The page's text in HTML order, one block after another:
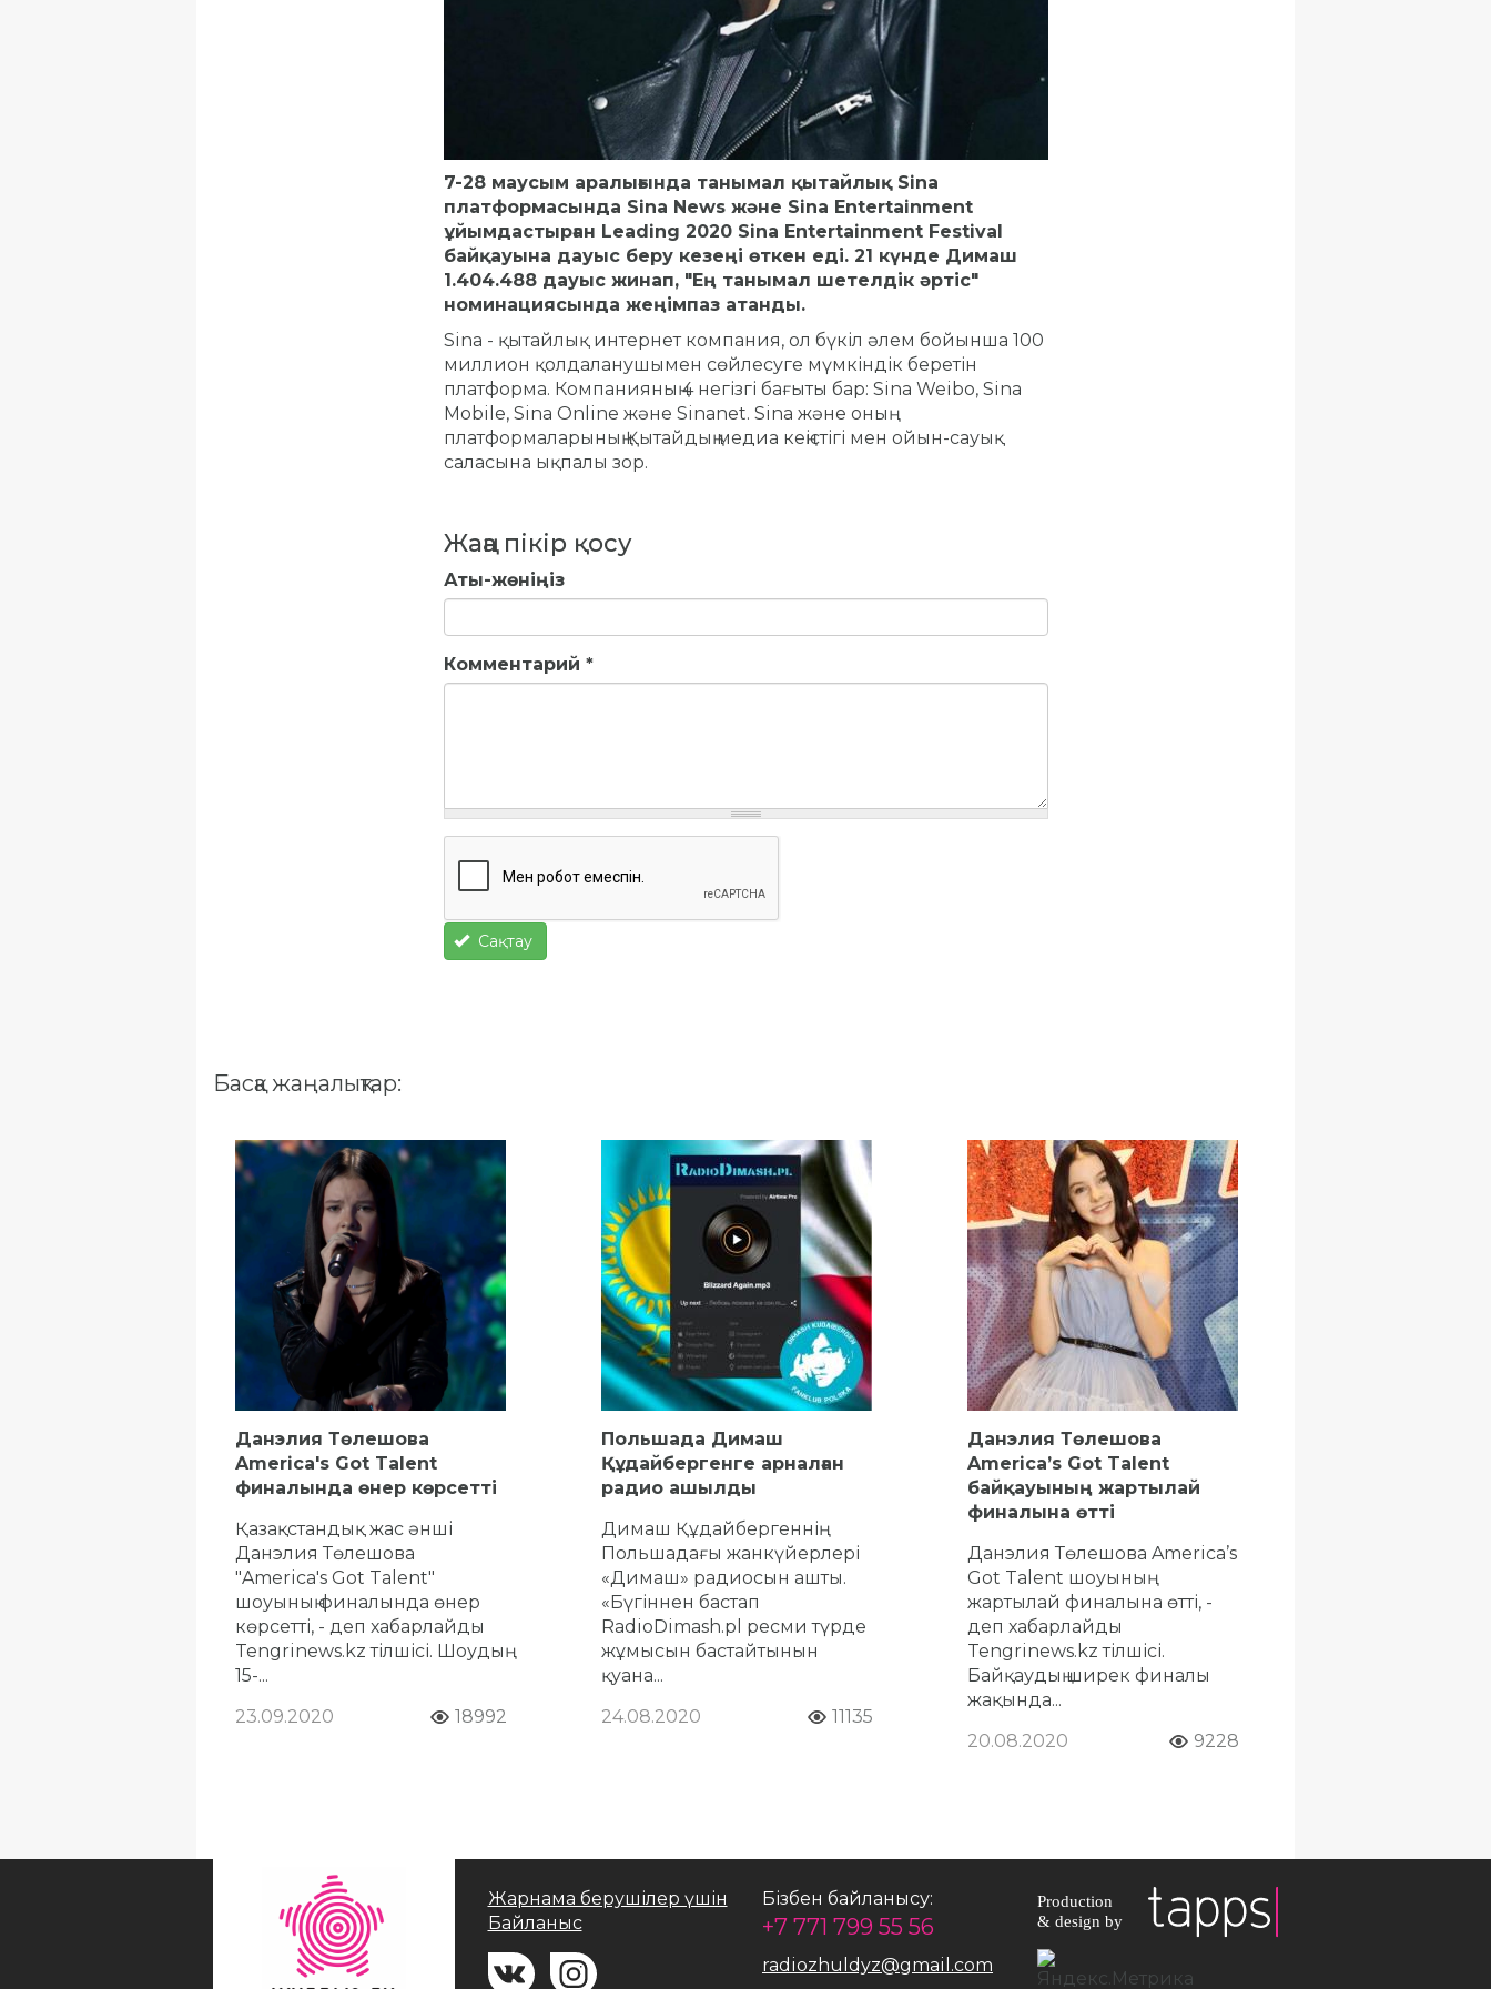
7-28 маусым аралығында танымал қытайлық Sina
платформасында Sina News және Sina Entertainment
ұйымдастырған Leading 2020 Sina Entertainment Festival
байқауына дауыс беру кезеңі өткен еді. 21 күнде Димаш
1.404.488 дауыс жинап, "Ең танымал шетелдік әртіс"
номинациясында жеңімпаз атанды.
Sina - қытайлық интернет компания, ол бүкіл әлем бойынша 100
миллион қолдаланушымен сөйлесуге мүмкіндік беретін
платформа. Компанияның 4 негізгі бағыты бар: Sina Weibo, Sina
Mobile, Sina Online және Sinanet. Sina және оның
платформаларының Қытайдың медиа кеңістігі мен ойын-сауық
саласына ықпалы зор.
Жаңа пікір қосу
Аты-жөніңіз
Комментарий *
Сақтау
Басқа жаңалықтар:
Данэлия Төлешова
America's Got Talent
финалында өнер көрсетті
Қазақстандық жас әнші
Данэлия Төлешова
"America's Got Talent"
шоуының финалында өнер
көрсетті, - деп хабарлайды
Tengrinews.kz тілшісі. Шоудың
15-...
23.09.2020
18992
Польшада Димаш
Құдайбергенге арналған
радио ашылды
Димаш Құдайбергеннің
Польшадағы жанкүйерлері
«Димаш» радиосын ашты.
«Бүгіннен бастап
RadioDimash.pl ресми түрде
жұмысын бастайтынын
қуана...
24.08.2020
11135
Данэлия Төлешова
America’s Got Talent
байқауының жартылай
финалына өтті
Данэлия Төлешова America’s
Got Talent шоуының
жартылай финалына өтті, -
деп хабарлайды
Tengrinews.kz тілшісі.
Байқаудың ширек финалы
жақында...
20.08.2020
9228
Жарнама берушілер үшін
Байланыс
Бізбен байланысу:
+7 771 799 55 56
radiozhuldyz@gmail.com